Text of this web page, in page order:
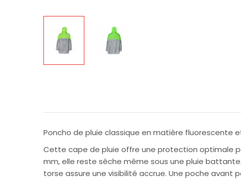
Poncho de pluie classique en matière fluorescente
Cette cape de pluie offre une protection optimale
mm, elle reste sèche même sous une pluie
torse assure une visibilité accrue. Une poche